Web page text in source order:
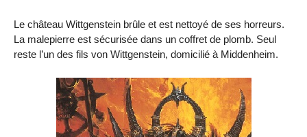
Le château Wittgenstein brûle et est nettoyé de ses horreurs.
La malepierre est sécurisée dans un coffret de plomb. Seul
reste l’un des fils von Wittgenstein, domicilié à Middenheim.